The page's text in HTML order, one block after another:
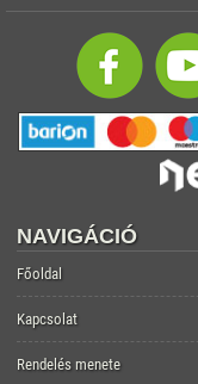
NAVIGÁCIÓ
Főoldal
Kapcsolat
Rendelés menete